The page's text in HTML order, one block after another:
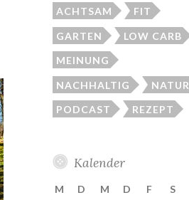
ACHTSAM FIT
GARTEN LOW CARB
MEINUNG
NACHHALTIG NATUR
PODCAST REZEPT
Kalender
M D M D F S